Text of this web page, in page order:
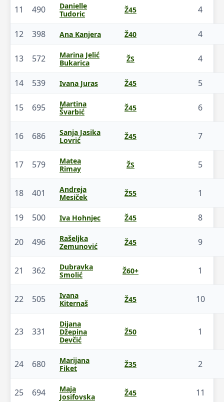
11 490
Danielle
Tudoric
Ž45 4
12 398 Ana Kanjera Ž40 4
13 572
Marina Jelić
Bukarica
ŽS 4
14 539 Ivana Juras Ž45 5
15 695
Martina
Švarbić
Ž45 6
16 686
Sanja Jasika
Lovrić
Ž45 7
17 579
Matea
Rimay
ŽS 5
18 401
Andreja
Mesiček
Ž55 1
19 500 Iva Hohnjec Ž45 8
20 496
Rašeljka
Zemunović
Ž45 9
21 362
Dubravka
Smolić
Ž60+ 1
22 505
Ivana
Kiternaš
Ž45 10
23 331
Dijana
Džepina
Devčić
Ž50 1
24 680
Marijana
Fiket
Ž35 2
25 694
Maja
Josifovska
Ž45 11